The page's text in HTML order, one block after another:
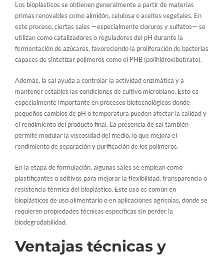
Los bioplásticos se obtienen generalmente a partir de materias
primas renovables como almidón, celulosa o aceites vegetales. En
este proceso, ciertas sales —especialmente cloruros y sulfatos— se
utilizan como catalizadores o reguladores del pH durante la
fermentación de azúcares, favoreciendo la proliferación de bacterias
capaces de sintetizar polímeros como el PHB (polihidroxibutirato).
Además, la sal ayuda a controlar la actividad enzimática y a
mantener estables las condiciones de cultivo microbiano. Esto es
especialmente importante en procesos biotecnológicos donde
pequeños cambios de pH o temperatura pueden afectar la calidad y
el rendimiento del producto final. La presencia de sal también
permite modular la viscosidad del medio, lo que mejora el
rendimiento de separación y purificación de los polímeros.
En la etapa de formulación, algunas sales se emplean como
plastificantes o aditivos para mejorar la flexibilidad, transparencia o
resistencia térmica del bioplástico. Este uso es común en
bioplásticos de uso alimentario o en aplicaciones agrícolas, donde se
requieren propiedades técnicas específicas sin perder la
biodegradabilidad.
Ventajas técnicas y